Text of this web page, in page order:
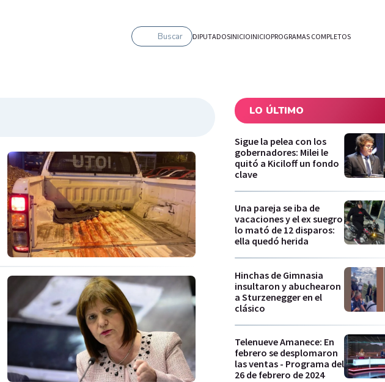
Buscar DIPUTADOSINICIOINICIOPROGRAMAS COMPLETOS
LO ÚLTIMO
Sigue la pelea con los
gobernadores: Milei le
quitó a Kiciloff un fondo
clave
Una pareja se iba de
vacaciones y el ex suegro
lo mató de 12 disparos:
ella quedó herida
Hinchas de Gimnasia
insultaron y abuchearon
a Sturzenegger en el
clásico
Telenueve Amanece: En
febrero se desplomaron
las ventas - Programa del
26 de febrero de 2024